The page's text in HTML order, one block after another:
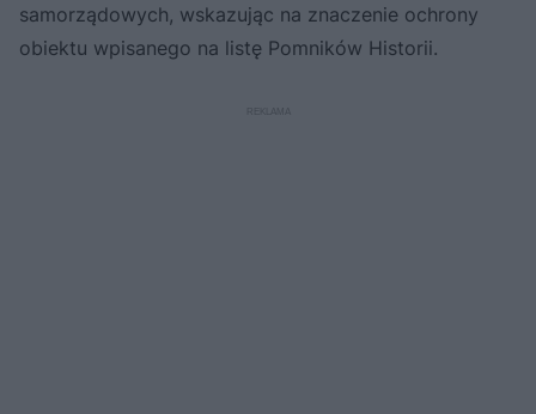
samorządowych, wskazując na znaczenie ochrony
obiektu wpisanego na listę Pomników Historii.